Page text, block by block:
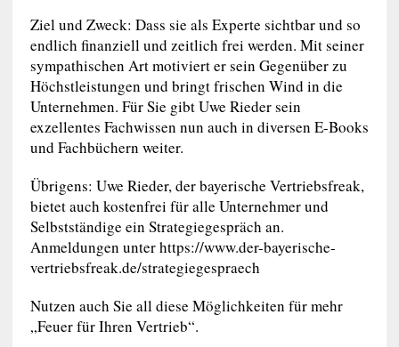
Ziel und Zweck: Dass sie als Experte sichtbar und so
endlich finanziell und zeitlich frei werden. Mit seiner
sympathischen Art motiviert er sein Gegenüber zu
Höchstleistungen und bringt frischen Wind in die
Unternehmen. Für Sie gibt Uwe Rieder sein
exzellentes Fachwissen nun auch in diversen E-Books
und Fachbüchern weiter.
Übrigens: Uwe Rieder, der bayerische Vertriebsfreak,
bietet auch kostenfrei für alle Unternehmer und
Selbstständige ein Strategiegespräch an.
Anmeldungen unter https://www.der-bayerische-
vertriebsfreak.de/strategiegespraech
Nutzen auch Sie all diese Möglichkeiten für mehr
„Feuer für Ihren Vertrieb“.